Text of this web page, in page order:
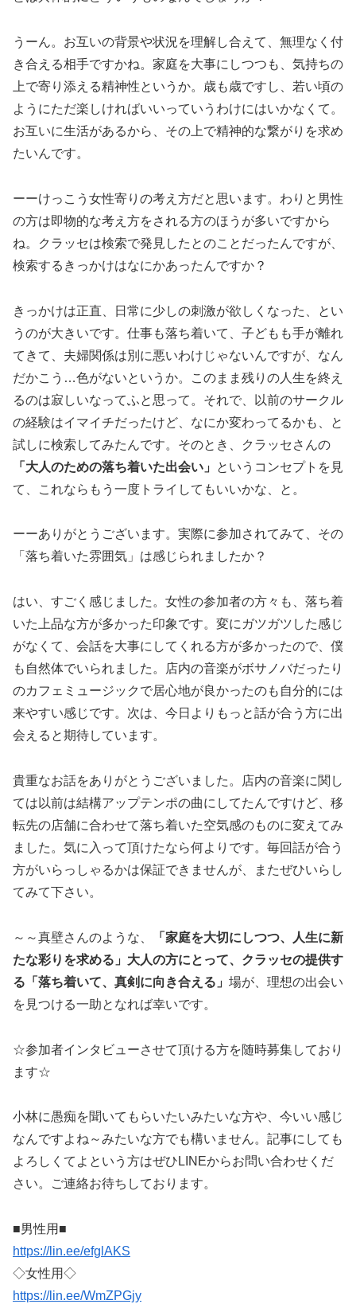
うーん。お互いの背景や状況を理解し合えて、無理なく付
き合える相手ですかね。家庭を大事にしつつも、気持ちの
上で寄り添える精神性というか。歳も歳ですし、若い頃の
ようにただ楽しければいいっていうわけにはいかなくて。
お互いに生活があるから、その上で精神的な繋がりを求め
たいんです。
ーーけっこう女性寄りの考え方だと思います。わりと男性
の方は即物的な考え方をされる方のほうが多いですから
ね。クラッセは検索で発見したとのことだったんですが、
検索するきっかけはなにかあったんですか？
きっかけは正直、日常に少しの刺激が欲しくなった、とい
うのが大きいです。仕事も落ち着いて、子どもも手が離れ
てきて、夫婦関係は別に悪いわけじゃないんですが、なん
だかこう…色がないというか。このまま残りの人生を終え
るのは寂しいなってふと思って。それで、以前のサークル
の経験はイマイチだったけど、なにか変わってるかも、と
試しに検索してみたんです。そのとき、クラッセさんの
「大人のための落ち着いた出会い」
というコンセプトを見
て、これならもう一度トライしてもいいかな、と。
ーーありがとうございます。実際に参加されてみて、その
「落ち着いた雰囲気」は感じられましたか？
はい、すごく感じました。女性の参加者の方々も、落ち着
いた上品な方が多かった印象です。変にガツガツした感じ
がなくて、会話を大事にしてくれる方が多かったので、僕
も自然体でいられました。店内の音楽がボサノバだったり
のカフェミュージックで居心地が良かったのも自分的には
来やすい感じです。次は、今日よりもっと話が合う方に出
会えると期待しています。
貴重なお話をありがとうございました。店内の音楽に関し
ては以前は結構アップテンポの曲にしてたんですけど、移
転先の店舗に合わせて落ち着いた空気感のものに変えてみ
ました。気に入って頂けたなら何よりです。毎回話が合う
方がいらっしゃるかは保証できませんが、またぜひいらし
てみて下さい。
～～真壁さんのような、
「家庭を大切にしつつ、人生に新
たな彩りを求める」大人の方にとって、クラッセの提供す
る「落ち着いて、真剣に向き合える」 場が、理想の出会い
を見つける一助となれば幸いです。
☆参加者インタビューさせて頂ける方を随時募集しており
ます☆
小林に愚痴を聞いてもらいたいみたいな方や、今いい感じ
なんですよね～みたいな方でも構いません。記事にしても
よろしくてよという方はぜひLINEからお問い合わせくだ
さい。ご連絡お待ちしております。
■男性用■
https://lin.ee/efglAKS
◇女性用◇
https://lin.ee/WmZPGjy